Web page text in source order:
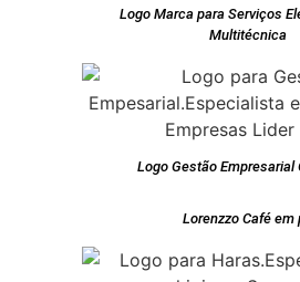
Logo Marca para Serviços
Multitécnica
Logo Gestão Empresarial
Lorenzzo Café em